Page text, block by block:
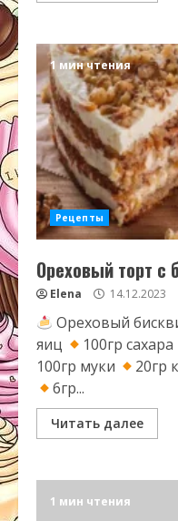
1 мин чтения
Рецепты
Ореховый торт с
Elena 14.12.2023
Ореховый
яиц
100гр сахара
100гр муки
20гр
6гр...
Читать далее
1 мин чтения